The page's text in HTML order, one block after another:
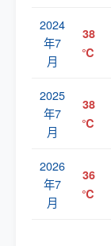
2024
年7
月
38
℃
2025
年7
月
38
℃
2026
年7
月
36
℃